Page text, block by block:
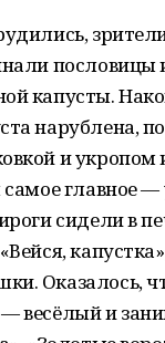
пословицы
капусты.
нарублена,
и укропом
самое главное
сидели в
Оказалось,
весёлый и